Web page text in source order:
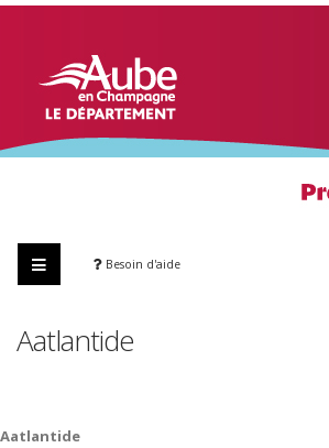
Besoin d'aide
Aatlantide
Aatlantide